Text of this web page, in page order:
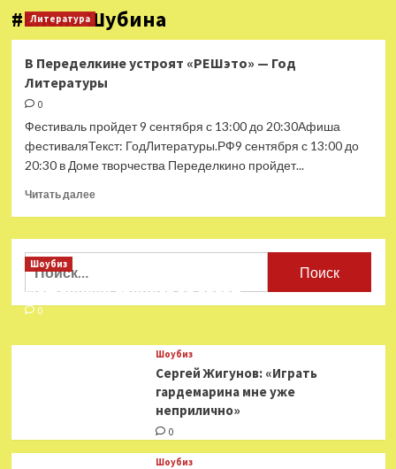
#Елена Шубина
Литература
В Переделкине устроят «РЕШэто» — Год
Литературы
0
Фестиваль пройдет 9 сентября с 13:00 до 20:30Афиша
фестиваляТекст: ГодЛитературы.РФ9 сентября с 13:00 до
20:30 в Доме творчества Переделкино пройдет...
Читать далееПрочитать
В
«РЕШэто»
—
Литературы
Найти:
Шоубиз
Мошенники взялись за звезд
0
Шоубиз
Сергей Жигунов: «Играть
гардемарина мне уже
неприлично»
0
Шоубиз